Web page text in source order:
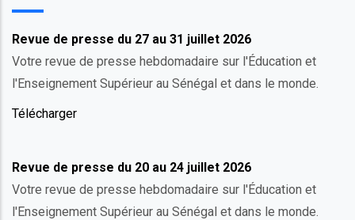
Revue de presse du 27 au 31 juillet 2026
Votre revue de presse hebdomadaire sur l'Éducation et
l'Enseignement Supérieur au Sénégal et dans le monde.
Télécharger
Revue de presse du 20 au 24 juillet 2026
Votre revue de presse hebdomadaire sur l'Éducation et
l'Enseignement Supérieur au Sénégal et dans le monde.